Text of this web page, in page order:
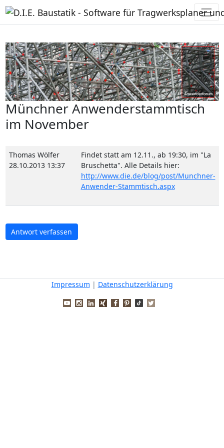
Münchner Anwenderstammtisch
im November
Thomas Wölfer
28.10.2013 13:37
Findet statt am 12.11., ab 19:30, im "La
Bruschetta". Alle Details hier:
http://www.die.de/blog/post/Munchner-
Anwender-Stammtisch.aspx
Antwort verfassen
Impressum | Datenschutzerklärung